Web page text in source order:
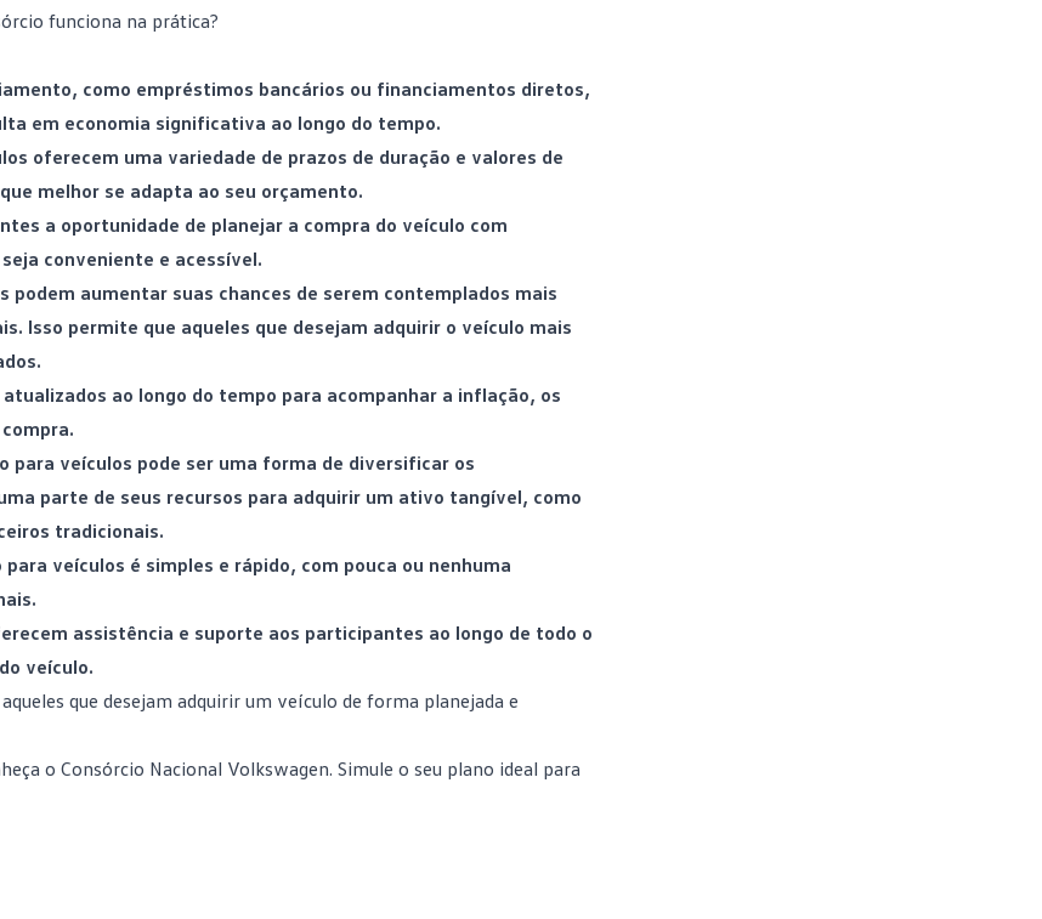
funciona na prática?
, como empréstimos bancários ou financiamentos diretos,
em economia significativa ao longo do tempo.
oferecem uma variedade de prazos de duração e valores de
melhor se adapta ao seu orçamento.
a oportunidade de planejar a compra do veículo com
conveniente e acessível.
aumentar suas chances de serem contemplados mais
Isso permite que aqueles que desejam adquirir o veículo mais
ao longo do tempo para acompanhar a inflação, os
.
veículos pode ser uma forma de diversificar os
parte de seus recursos para adquirir um ativo tangível, como
tradicionais.
veículos é simples e rápido, com pouca ou nenhuma
assistência e suporte aos participantes ao longo de todo o
veículo.
que desejam adquirir um veículo de forma planejada e
o Consórcio Nacional Volkswagen. Simule o seu plano ideal para